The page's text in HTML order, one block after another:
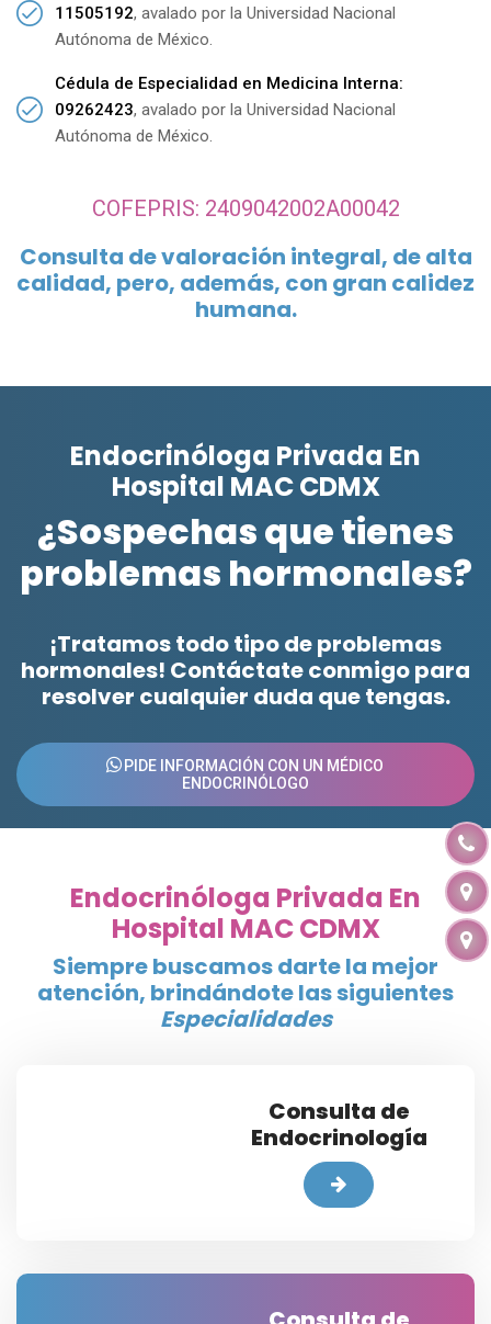
11505192, avalado por la Universidad Nacional
Autónoma de México.
Cédula de Especialidad en Medicina Interna:
09262423, avalado por la Universidad Nacional
Autónoma de México.
COFEPRIS: 2409042002A00042
Consulta de valoración integral, de alta
calidad, pero, además, con gran calidez
humana.
Endocrinóloga Privada En
Hospital MAC CDMX
¿Sospechas que tienes
problemas hormonales?
¡Tratamos todo tipo de problemas
hormonales! Contáctate conmigo para
resolver cualquier duda que tengas.
PIDE INFORMACIÓN CON UN MÉDICO
ENDOCRINÓLOGO
Endocrinóloga Privada En
Hospital MAC CDMX
Siempre buscamos darte la mejor
atención, brindándote las siguientes
Especialidades
Consulta de
Endocrinología